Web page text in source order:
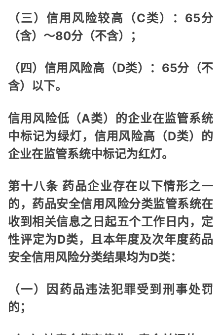
（三）信用风险较高（C类）：65分
（含）～80分（不含）；
（四）信用风险高（D类）：65分（不
含）以下。
信用风险低（A类）的企业在监管系统
中标记为绿灯，信用风险高（D类）的
企业在监管系统中标记为红灯。
第十八条 药品企业存在以下情形之一
的，药品安全信用风险分类监管系统在
收到相关信息之日起五个工作日内，定
性评定为D类，且本年度及次年度药品
安全信用风险分类结果均为D类：
（一）因药品违法犯罪受到刑事处罚
的；